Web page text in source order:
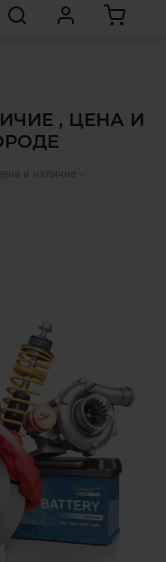
, ЦЕНА И
и наличие ✅